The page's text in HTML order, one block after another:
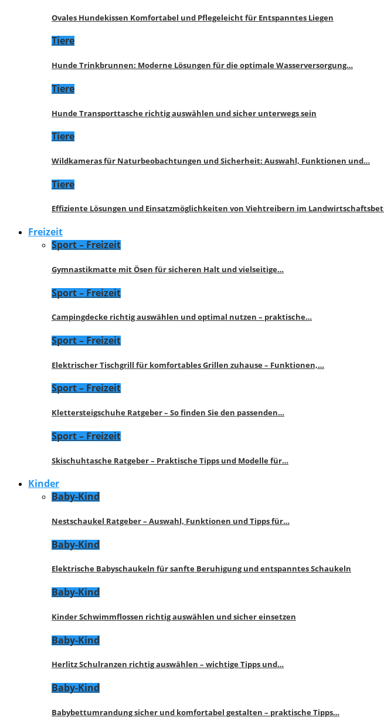
Ovales Hundekissen Komfortabel und Pflegeleicht für Entspanntes Liegen
Tiere
Hunde Trinkbrunnen: Moderne Lösungen für die optimale Wasserversorgung…
Tiere
Hunde Transporttasche richtig auswählen und sicher unterwegs sein
Tiere
Wildkameras für Naturbeobachtungen und Sicherheit: Auswahl, Funktionen und…
Tiere
Effiziente Lösungen und Einsatzmöglichkeiten von Viehtreibern im
Freizeit
Sport – Freizeit
Gymnastikmatte mit Ösen für sicheren Halt und vielseitige…
Sport – Freizeit
Campingdecke richtig auswählen und optimal nutzen – praktische…
Sport – Freizeit
Elektrischer Tischgrill für komfortables Grillen zuhause – Funktionen,…
Sport – Freizeit
Klettersteigschuhe Ratgeber – So finden Sie den passenden…
Sport – Freizeit
Skischuhtasche Ratgeber – Praktische Tipps und Modelle für…
Kinder
Baby-Kind
Nestschaukel Ratgeber – Auswahl, Funktionen und Tipps für…
Baby-Kind
Elektrische Babyschaukeln für sanfte Beruhigung und entspanntes Schaukeln
Baby-Kind
Kinder Schwimmflossen richtig auswählen und sicher einsetzen
Baby-Kind
Herlitz Schulranzen richtig auswählen – wichtige Tipps und…
Baby-Kind
Babybettumrandung sicher und komfortabel gestalten – praktische Tipps…